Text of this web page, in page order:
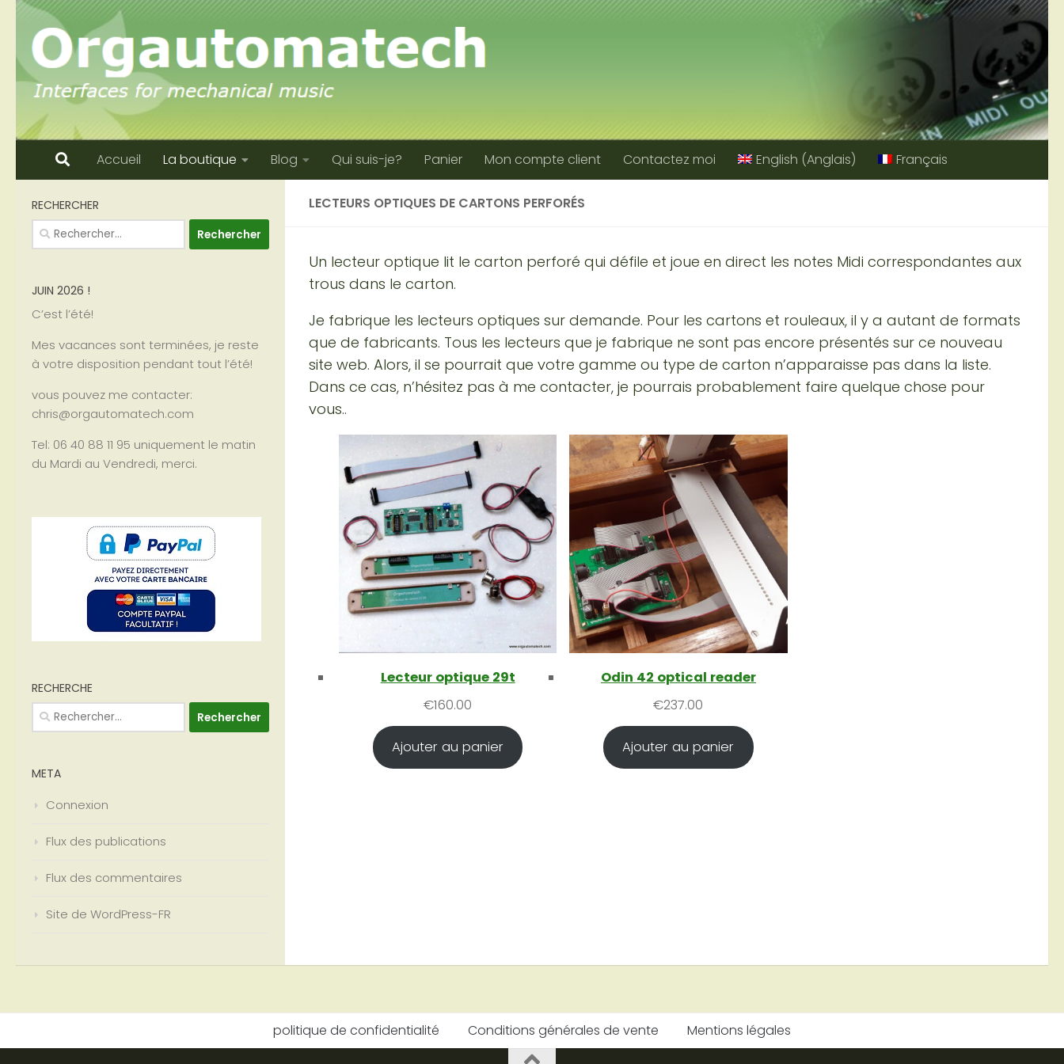
Skip to content
Accueil La boutique Blog Qui suis-je? Panier Mon compte client Contactez moi English (Anglais) Français
LECTEURS OPTIQUES DE CARTONS PERFORÉS
Un lecteur optique lit le carton perforé qui défile et joue en direct les notes Midi correspondantes aux
trous dans le carton.
Je fabrique les lecteurs optiques sur demande. Pour les cartons et rouleaux, il y a autant de formats
que de fabricants. Tous les lecteurs que je fabrique ne sont pas encore présentés sur ce nouveau
site web. Alors, il se pourrait que votre gamme ou type de carton n’apparaisse pas dans la liste.
Dans ce cas, n’hésitez pas à me contacter, je pourrais probablement faire quelque chose pour
vous..
Lecteur optique 29t
€160.00
Ajouter au panier
Odin 42 optical reader
€237.00
Ajouter au panier
RECHERCHER
Rechercher :
JUIN 2026 !
C’est l’été!
Mes vacances sont terminées, je reste
à votre disposition pendant tout l’été!
vous pouvez me contacter:
chris@orgautomatech.com
Tel: 06 40 88 11 95 uniquement le matin
du Mardi au Vendredi, merci.
RECHERCHE
Rechercher :
META
Connexion
Flux des publications
Flux des commentaires
Site de WordPress-FR
politique de confidentialité Conditions générales de vente Mentions légales